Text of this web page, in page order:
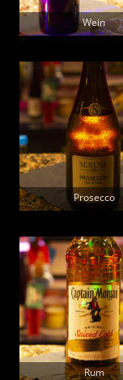
Wein
Prosecco
Rum